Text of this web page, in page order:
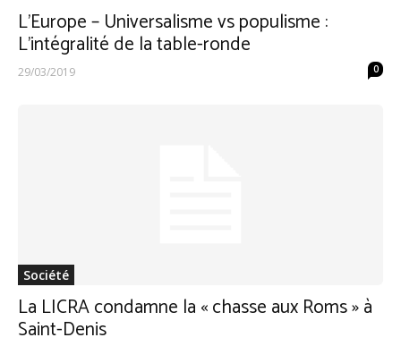
L’Europe – Universalisme vs populisme :
L’intégralité de la table-ronde
29/03/2019 0
Société
La LICRA condamne la « chasse aux Roms » à
Saint-Denis